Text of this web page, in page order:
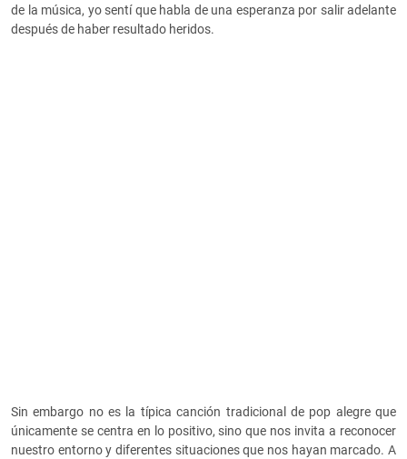
de la música, yo sentí que habla de una esperanza por salir adelante
después de haber resultado heridos.
Sin embargo no es la típica canción tradicional de pop alegre que
únicamente se centra en lo positivo, sino que nos invita a reconocer
nuestro entorno y diferentes situaciones que nos hayan marcado. A